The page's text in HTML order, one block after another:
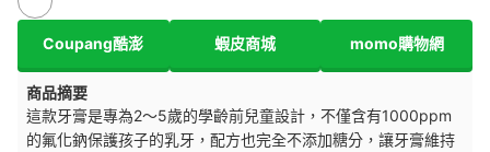
Coupang酷澎 蝦皮商城 momo購物網
商品摘要
這款牙膏是專為2～5歲的學齡前兒童設計，不僅含有1000ppm
的氟化鈉保護孩子的乳牙，配方也完全不添加糖分，讓牙膏維持